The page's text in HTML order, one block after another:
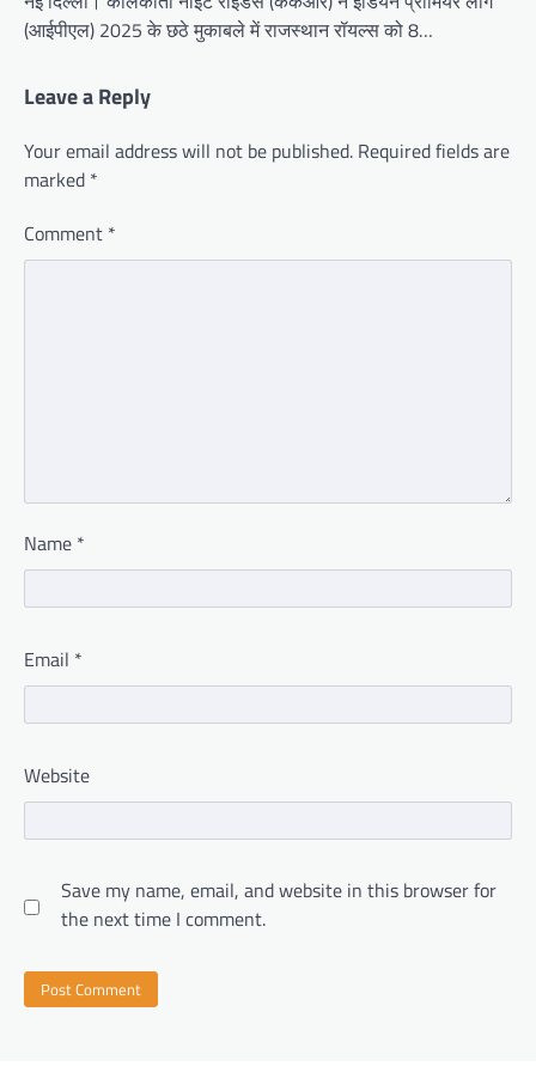
(आईपीएल) 2025 के छठे मुकाबले में राजस्थान रॉयल्स को 8…
Leave a Reply
Your email address will not be published. Required fields are
marked *
Comment *
Name *
Email *
Website
Save my name, email, and website in this browser for
the next time I comment.